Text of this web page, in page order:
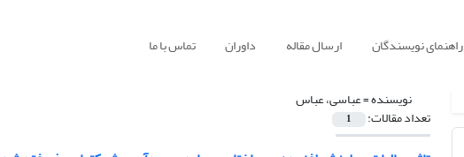
راهنمای نویسندگان ارسال مقاله داوران تماس با ما
نویسنده =عباسی، عباس
تعداد مقالات: 1